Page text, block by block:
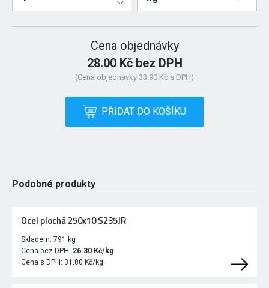
Cena objednávky
28.00 Kč bez DPH
(Cena objednávky 33.90 Kč s DPH)
PŘIDAT DO KOŠÍKU
Podobné produkty
Ocel plochá 250x10 S235JR
Skladem: 791 kg
Cena bez DPH: 26.30 Kč/kg
Cena s DPH: 31.80 Kč/kg